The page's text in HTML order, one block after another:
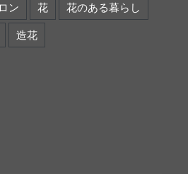
ン 花 花のある暮らし
造花